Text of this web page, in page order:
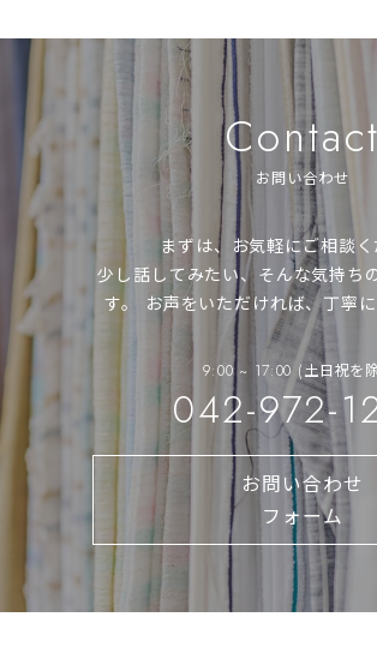
Contact
お問い合わせ
まずは、お気軽にご相談く
少し話してみたい、そんな気持ち
す。
お声をいただければ、丁寧に
9:00 ~ 17:00 (土日祝を
042-972-
お問い合わせ
フォーム